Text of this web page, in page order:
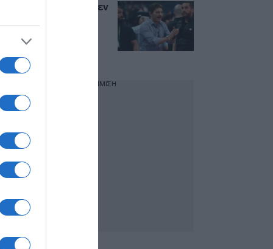
Γιαννακόπουλος: “Δεν
στην ομάδα του
χρόνου”
ΔΙΑΦΗΜΙΣΗ